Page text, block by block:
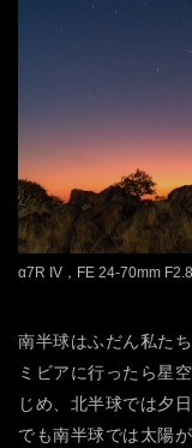
α7R IV，FE 24-70mm
南半球はふだん私た
ミビアに行ったら星
じめ、北半球では夕
でも南半球では太陽